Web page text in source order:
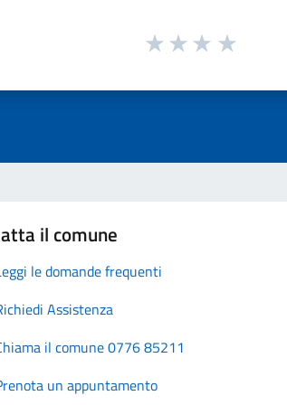
il comune
le domande frequenti
Assistenza
il comune 0776 85211
un appuntamento